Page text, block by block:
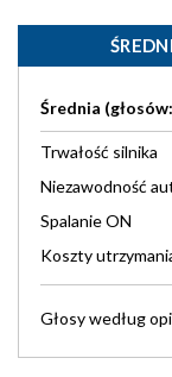
Średnia
Trwałość silnika
Niezawodność
Spalanie ON
Koszty
Głosy według